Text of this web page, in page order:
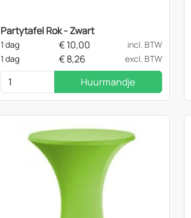
Partytafel Rok - Zwart
1 dag €10,00
incl. BTW
1 dag
€8,26 excl. BTW
Huurmandje